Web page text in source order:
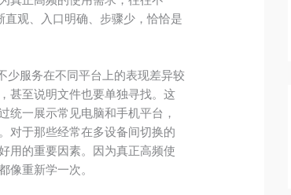
直观、入口明确、步骤少，恰恰是
少服务在不同平台上的表现差异较
甚至说明文件也要单独寻找。这
统一展示常见电脑和手机平台，
对于那些经常在多设备间切换的
用的重要因素。因为真正高频使
重新学一次。